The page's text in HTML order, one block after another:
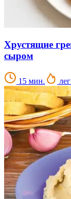
Хрустящие
сыром
15 мин.